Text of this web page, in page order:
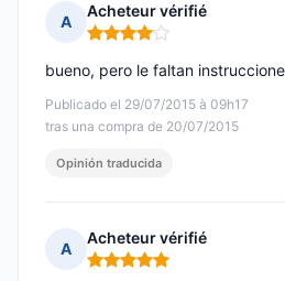
A
Acheteur vérifié
Nota: 4 de 5
Publicado el 29/07/2015 à 09h17
tras una compra de 20/07/2015
bueno, pero le faltan
Opinión traducida
A
Acheteur vérifié
Nota: 5 de 5